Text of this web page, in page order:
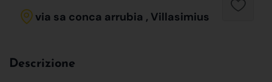
via sa conca arrubia , Villasimius
Descrizione